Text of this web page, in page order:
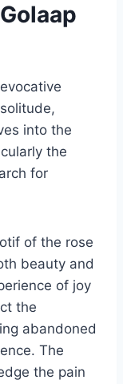
into the
the
for
of the rose
beauty and
of joy
the
abandoned
The
the pain